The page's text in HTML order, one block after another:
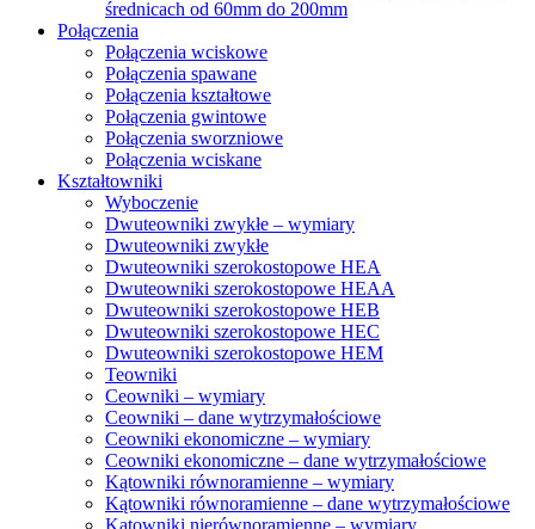
średnicach od 60mm do 200mm
Połączenia
Połączenia wciskowe
Połączenia spawane
Połączenia kształtowe
Połączenia gwintowe
Połączenia sworzniowe
Połączenia wciskane
Kształtowniki
Wyboczenie
Dwuteowniki zwykłe – wymiary
Dwuteowniki zwykłe
Dwuteowniki szerokostopowe HEA
Dwuteowniki szerokostopowe HEAA
Dwuteowniki szerokostopowe HEB
Dwuteowniki szerokostopowe HEC
Dwuteowniki szerokostopowe HEM
Teowniki
Ceowniki – wymiary
Ceowniki – dane wytrzymałościowe
Ceowniki ekonomiczne – wymiary
Ceowniki ekonomiczne – dane wytrzymałościowe
Kątowniki równoramienne – wymiary
Kątowniki równoramienne – dane wytrzymałościowe